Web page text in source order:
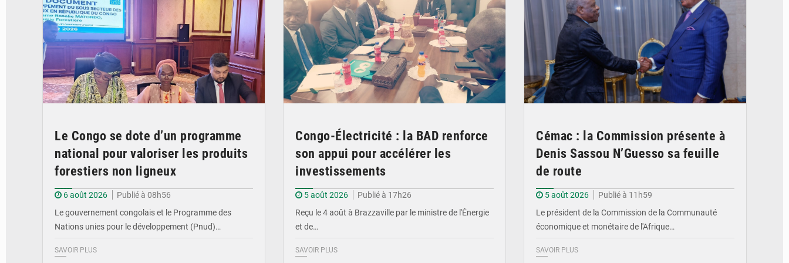
Le Congo se dote d’un programme
national pour valoriser les produits
forestiers non ligneux
6 août 2026
Publié à 08h56
Le gouvernement congolais et le Programme des
Nations unies pour le développement (Pnud)…
SAVOIR PLUS
Congo-Électricité : la BAD renforce
son appui pour accélérer les
investissements
5 août 2026
Publié à 17h26
Reçu le 4 août à Brazzaville par le ministre de l'Énergie
et de…
SAVOIR PLUS
Cémac : la Commission présente à
Denis Sassou N’Guesso sa feuille
de route
5 août 2026
Publié à 11h59
Le président de la Commission de la Communauté
économique et monétaire de l'Afrique…
SAVOIR PLUS